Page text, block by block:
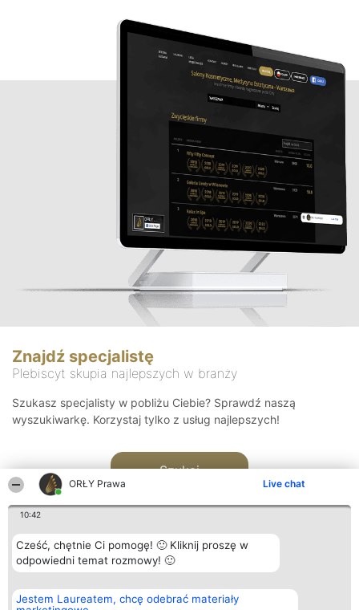
ORŁY Prawa Live chat
10:42
Cześć, chętnie Ci pomogę! 🙂 Kliknij proszę w
odpowiedni temat rozmowy! 🙂
Jestem Laureatem, chcę odebrać materiały
Znajdź specjalistę
Plebiscyt skupia najlepszych w branży
Szukasz specjalisty w pobliżu Ciebie? Sprawdź naszą
wyszukiwarkę. Korzystaj tylko z usług najlepszych!
Szukaj
Organizator plebiscytu
Bright Side Solutions sp. z o.
Plebiscyt
Laureaci
Kontakt
Kontakt